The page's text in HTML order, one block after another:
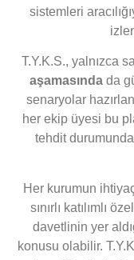
sistemleri
T.Y.K.S., yalnızca
aşamasında da
senaryolar
her ekip üyesi bu
tehdit
Her kurumun
sınırlı katılımlı
davetlinin yer
konusu olabilir.